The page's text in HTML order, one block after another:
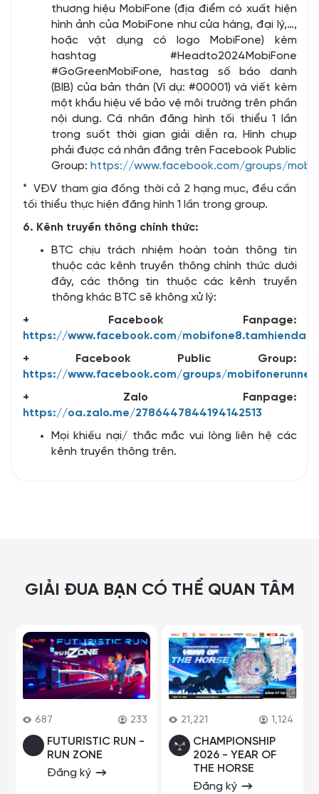
thương hiệu MobiFone (địa điểm có xuất hiện
hình ảnh của MobiFone như cửa hàng, đại lý,…,
hoặc vật dụng có logo MobiFone) kèm
hashtag #Headto2024MobiFone
#GoGreenMobiFone, hastag số báo danh
(BIB) của bản thân (Ví dụ: #00001) và viết kèm
một khẩu hiệu về bảo vệ môi trường trên phần
nội dung. Cá nhân đăng hình tối thiểu 1 lần
trong suốt thời gian giải diễn ra. Hình chụp
phải được cá nhân đăng trên Facebook Public
Group: https://www.facebook.com/groups/
* VĐV tham gia đồng thời cả 2 hạng mục, đều cần
tối thiểu thực hiện đăng hình 1 lần trong group.
6. Kênh truyền thông chính thức:
BTC chịu trách nhiệm hoàn toàn thông tin
thuộc các kênh truyền thông chính thức dưới
đây, các thông tin thuộc các kênh truyền
thông khác BTC sẽ không xử lý:
+ Facebook Fanpage:
https://www.facebook.com/mobifone8.tamhiendai
+ Facebook Public Group:
https://www.facebook.com/groups/
+ Zalo Fanpage:
https://oa.zalo.me/2786447844194142513
Mọi khiếu nại/ thắc mắc vui lòng liên hệ các
kênh truyền thông trên.
GIẢI ĐUA BẠN CÓ THỂ QUAN TÂM
687 233
FUTURISTIC RUN -
RUN ZONE
Đăng ký
21,221 1,124
CHAMPIONSHIP
2026 - YEAR OF
THE HORSE
Đăng ký